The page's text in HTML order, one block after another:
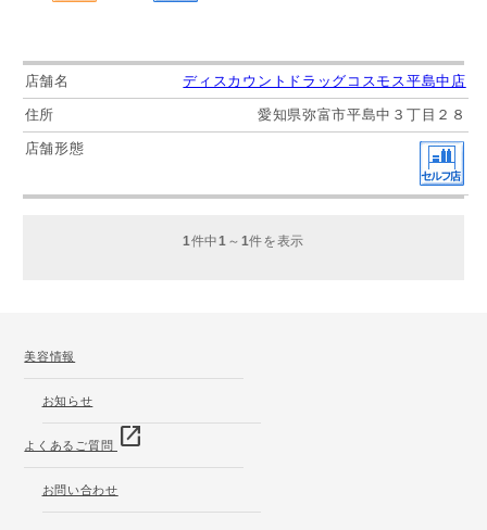
ディスカウントドラッグコスモス平島中店
愛知県弥富市平島中３丁目２８
1件中 1 ～ 1件を表示
美容情報
お知らせ
よくあるご質問 open_in_new
お問い合わせ